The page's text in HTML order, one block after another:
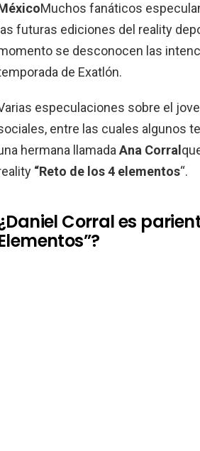
Muchos fanáticos
las futuras ediciones del reality
se desconocen las
de Exatlón.
especulaciones sobre el
entre las cuales algunos
hermana llamada Ana Corral
“Reto de los 4 elementos“.
Corral es